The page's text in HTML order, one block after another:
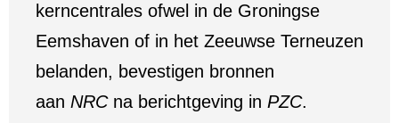
kerncentrales ofwel in de Groningse
Eemshaven of in het Zeeuwse Terneuzen
belanden, bevestigen bronnen
aan NRCna berichtgeving in PZC.